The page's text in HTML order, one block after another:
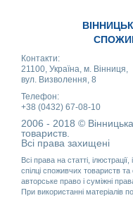
Контакти:
21100, Україна, м. Вінниця,
вул. Визволення, 8
Телефон:
+38 (0432) 67-08-10
2006 - 2018 ©
товариств.
Всі права захищені
Всі права на статті,
спілці споживчих товариств
авторське право і суміжні
При використанні матеріалів